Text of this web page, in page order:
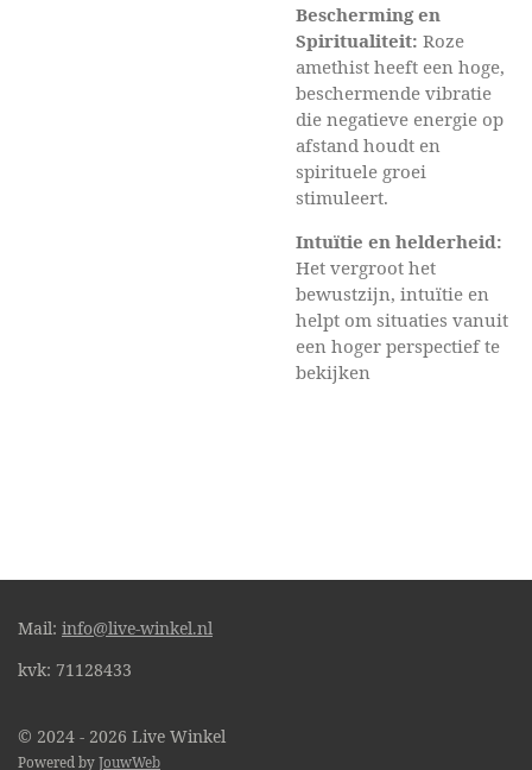
Bescherming en
Spiritualiteit: Roze
amethist heeft een hoge,
beschermende vibratie
die negatieve energie op
afstand houdt en
spirituele groei
stimuleert.
Intuïtie en helderheid:
Het vergroot het
bewustzijn, intuïtie en
helpt om situaties vanuit
een hoger perspectief te
bekijken
Mail: info@live-winkel.nl
kvk: 71128433
© 2024 - 2026 Live Winkel
Powered by JouwWeb